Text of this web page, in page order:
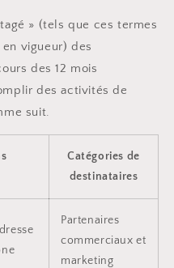
» (tels que ces termes
vigueur) des
des 12 mois
des activités de
suit.
Catégories de
destinataires
Partenaires
commerciaux et
marketing